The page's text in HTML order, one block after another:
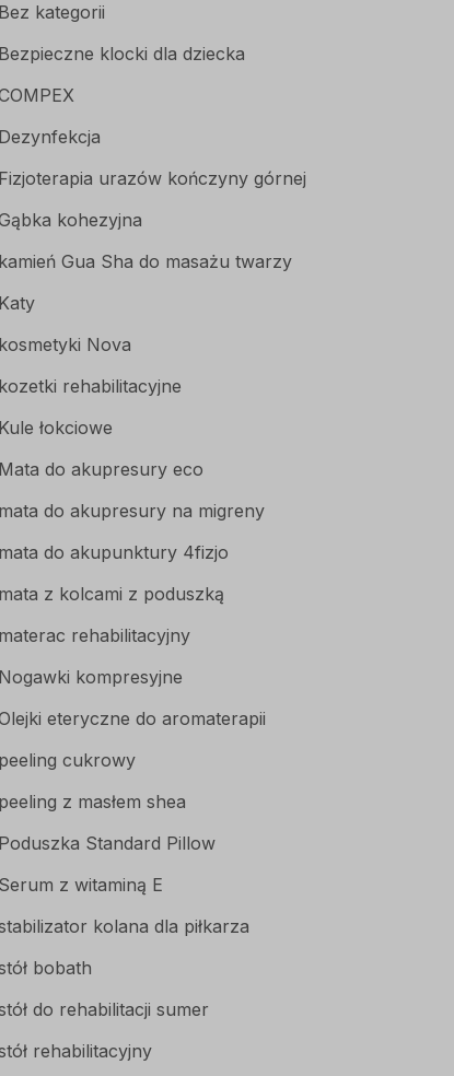
Bez kategorii
Bezpieczne klocki dla dziecka
Dezynfekcja
Fizjoterapia urazów kończyny górnej
kohezyjna
kamień Gua Sha do masażu twarzy
Katy
kosmetyki Nova
kozetki rehabilitacyjne
Kule łokciowe
Mata do akupresury eco
mata do akupresury na migreny
mata do akupunktury 4fizjo
mata z kolcami z poduszką
materac rehabilitacyjny
Nogawki kompresyjne
eteryczne do aromaterapii
peeling cukrowy
peeling z masłem shea
Poduszka Standard Pillow
Serum z witaminą E
kolana dla piłkarza
bobath
do rehabilitacji sumer
rehabilitacyjny